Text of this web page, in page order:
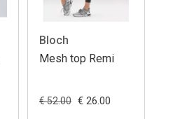
Bloch
Mesh top Remi
€ 52.00 € 26.00